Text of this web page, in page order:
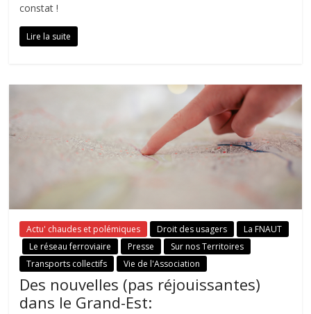
constat !
Lire la suite
Actu' chaudes et polémiques Droit des usagers
La FNAUT
Le réseau ferroviaire
Presse
Sur nos Territoires
Transports collectifs
Vie de l'Association
Des nouvelles (pas réjouissantes)
dans le Grand-Est: